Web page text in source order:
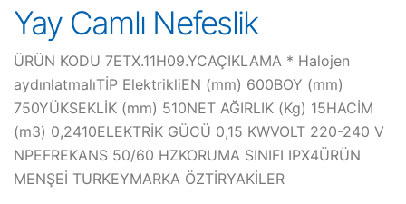
Yay Camlı Nefeslik
ÜRÜN KODU 7ETX.11H09.YCAÇIKLAMA * Halojen
aydınlatmalıTİP ElektrikliEN (mm) 600BOY (mm)
750YÜKSEKLİK (mm) 510NET AĞIRLIK (Kg) 15HACİM
(m3) 0,2410ELEKTRİK GÜCÜ 0,15 KWVOLT 220-240 V
NPEFREKANS 50/60 HZKORUMA SINIFI IPX4ÜRÜN
MENŞEİ TURKEYMARKA ÖZTİRYAKİLER